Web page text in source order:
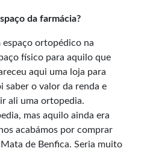
da farmácia?
espaço ortopédico na
físico para aquilo que
aqui uma loja para
saber o valor da renda e
ali uma ortopedia.
mas aquilo ainda era
acabámos por comprar
de Benfica. Seria muito